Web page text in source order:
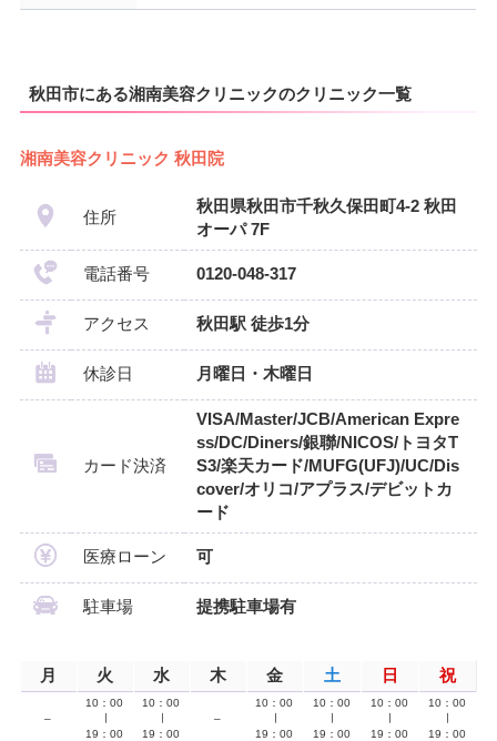
秋田市にある湘南美容クリニックのクリニック一覧
湘南美容クリニック 秋田院
住所
秋田県秋田市千秋久保田町4-2 秋田
オーパ 7F
電話番号 0120-048-317
アクセス 秋田駅 徒歩1分
休診日 月曜日・木曜日
カード決済
VISA/Master/JCB/American Expre
ss/DC/Diners/銀聯/NICOS/トヨタT
S3/楽天カード/MUFG(UFJ)/UC/Dis
cover/オリコ/アプラス/デビットカ
ード
医療ローン 可
駐車場 提携駐車場有
月 火 水 木 金 土 日 祝
–
10：00
19：00
10：00
19：00
–
10：00
19：00
10：00
19：00
10：00
19：00
10：00
19：00